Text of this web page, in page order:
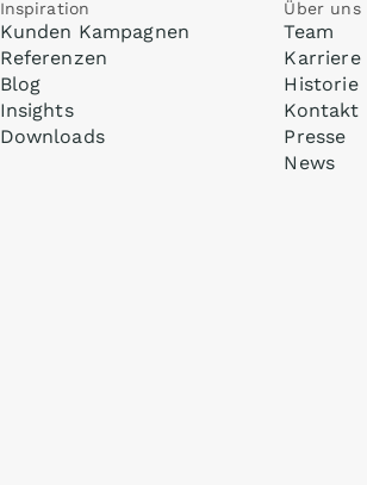
Inspiration
Kunden Kampagnen
Referenzen
Blog
Insights
Downloads
Über uns
Team
Karriere
Historie
Kontakt
Presse
News